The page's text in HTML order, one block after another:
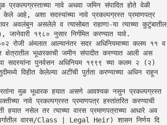
नावे अथवा जमिन संपादित होते वेळी
केले आहे, अशा सदस्यांच्या नावे प्रकल्पग्रस्त प्रमाणपत्र
अवलंबुन असलेले व त्यासोबत राहाणा-या त्याच्या कुटुंबातील
जानेवारी १९८० नुसार निर्गमित करण्यात यावे.
रोजी अंमलात आल्यानंतर सदर अधिनियमाच्या कलम ११ व
भूधारकाची जमीन संपादीत करण्यात आली अस
सदस्यांना पुनर्वसन अधिनियम १९९९ च्या कलम २ (२)
केलेल्या अटींची पुर्तता करण्याच्या अधिन राहून
मुळ भूधारक हयात असणे आवश्यक नसुन प्रकल्पग्रस्त
नावे प्रकल्पग्रस्त प्रमाणपत्र हस्तांतरित करण्याची
नसेल तर त्याच्या वारस प्रमाणपत्राच्या आधारे अव
संवर्गातील वारस/Class | Legal Heir) शासन निर्णय दि